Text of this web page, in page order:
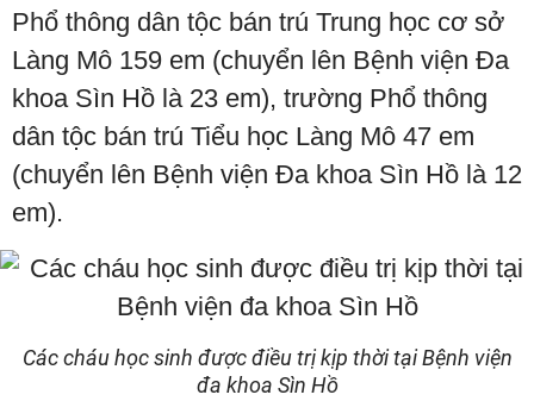
Phổ thông dân tộc bán trú Trung học cơ sở
Làng Mô 159 em (chuyển lên Bệnh viện Đa
khoa Sìn Hồ là 23 em), trường Phổ thông
dân tộc bán trú Tiểu học Làng Mô 47 em
(chuyển lên Bệnh viện Đa khoa Sìn Hồ là 12
em).
Các cháu học sinh được điều trị kịp thời tại Bệnh viện
đa khoa Sìn Hồ